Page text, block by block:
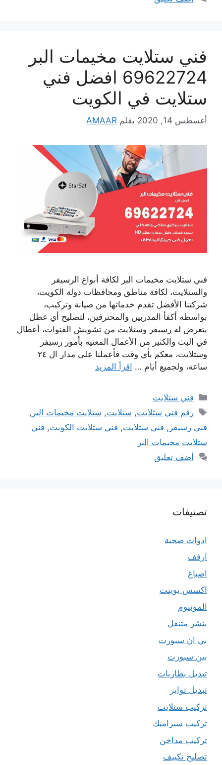
فني ستلايت مخيمات البر
69622724 افضل فني
ستلايت في الكويت
أغسطس 14, 2020 بقلم AMAAR
فني ستلايت مخيمات البر لكافة أنواع الرسيفر
والستلايت، لكافة مناطق ومحافظات دولة الكويت،
شركتنا الأفضل تقدم خدماتها من صيانة وتركيب،
بواسطة أكفأ المدربين والمحترفين، لتصليح أي عطل
يتعرض له رسيفر وستلايت من تشويش القنوات، أعطال
في البث والكثير من الأعمال المعنية بأمور رسيفر
وستلايت، معكم بأي وقت فأعملنا على مدار ال ٢٤
ساعة، ولجميع أيام … اقرأ المزيد
التصنيفات
فني ستلايت
الوسوم
رقم فني ستلايت, ستلايت, ستلايت مخيمات البر ,
فني رسيفر , فني ستلايت, فني ستلايت الكويت, فني
ستلايت مخيمات البر
أضف تعليق
تصنيفات
ادوات صحية
ارفف
اصباغ
اكسس بوينت
المونيوم
بنشر متنقل
بي ان سبورت
بين سبورت
تبديل بطاريات
تبديل تواير
تركيب ستلايت
تركيب سيراميك
تركيب مداخن
تصليح تكييف